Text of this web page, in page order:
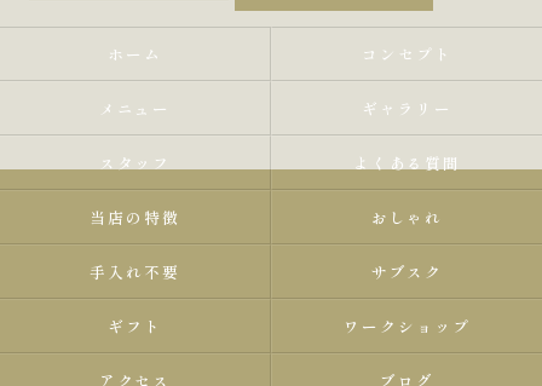
ホーム コンセプト
メニュー ギャラリー
スタッフ よくある質問
当店の特徴 おしゃれ
手入れ不要 サブスク
ギフト ワークショップ
アクセス ブログ